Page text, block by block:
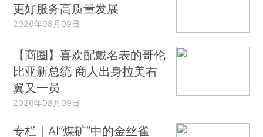
更好服务高质量发展
2026年08月09日
【商圈】喜欢配戴名表的哥伦
比亚新总统 商人出身拉美右
翼又一员
2026年08月09日
专栏｜AI“煤矿”中的金丝雀